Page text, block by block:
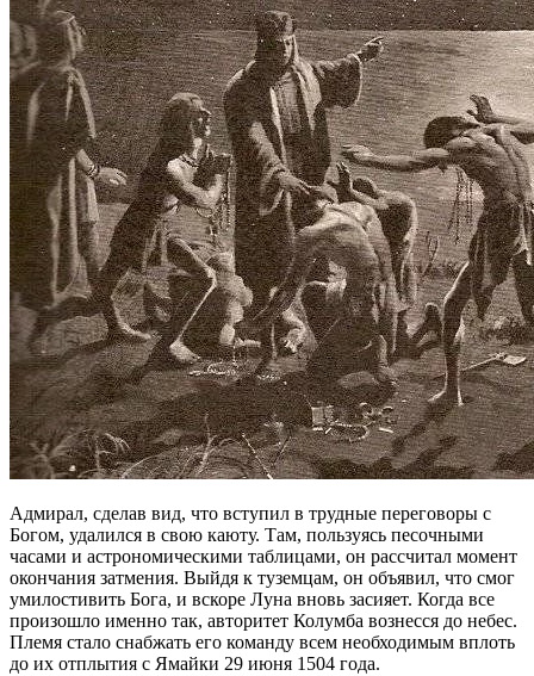
Адмирал, сделав вид, что вступил в трудные переговоры с
Богом, удалился в свою каюту. Там, пользуясь песочными
часами и астрономическими таблицами, он рассчитал момент
окончания затмения. Выйдя к туземцам, он объявил, что смог
умилостивить Бога, и вскоре Луна вновь засияет. Когда все
произошло именно так, авторитет Колумба вознесся до небес.
Племя стало снабжать его команду всем необходимым вплоть
до их отплытия с Ямайки 29 июня 1504 года.